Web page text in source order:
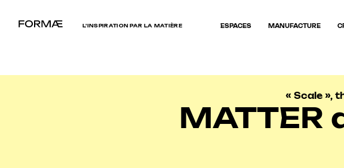
L’INSPIRATION PAR LA MATIÈRE ESPACES MANUFACTURE
« Scale »,
MATTER